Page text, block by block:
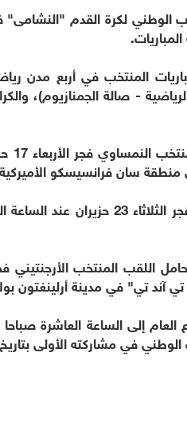
الوطني لكرة القدم "النشامى"
عملاقة لبث مباريات المنتخب في
- صالة الجمنازيوم)،
سان فرانسيسكو
ويخوض المنتخب الوطني مباراته الثانية أمام
آند تي" في مدينة أرلينغتون
في مشاركته الأولى